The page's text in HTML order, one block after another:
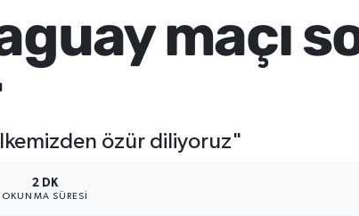
maçı
özür diliyoruz"
2 DK
OKUNMA SÜRESI